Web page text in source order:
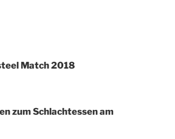
Match 2018
zum Schlachtessen am